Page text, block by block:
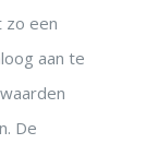
zo een
aan te
De